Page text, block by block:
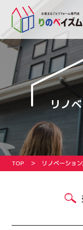
リノ
TOP リノベーショ